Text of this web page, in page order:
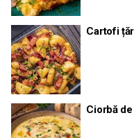
Cartofi
Ciorbă